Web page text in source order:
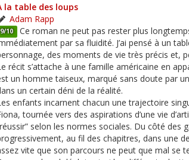
la table des loups
Adam Rapp
9/10 Ce roman ne peut pas rester plus
par sa fluidité. J’ai pensé à un
des moments de vie très précis et,
récit s’attache à une famille américaine en
un homme taiseux, marqué sans doute par
un certain déni de la réalité.
enfants incarnent chacun une trajectoire
tournée vers des aspirations d’une vie
selon les normes sociales. Du côté des
au fil des chapitres, dans une
vite que son parcours ne peut que mal se